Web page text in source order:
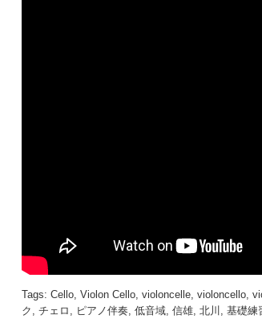
Tags: Cello Violon Cello violoncelle violoncello
ク
チェロ ピアノ伴奏 低音域 信雄 北川 基礎練